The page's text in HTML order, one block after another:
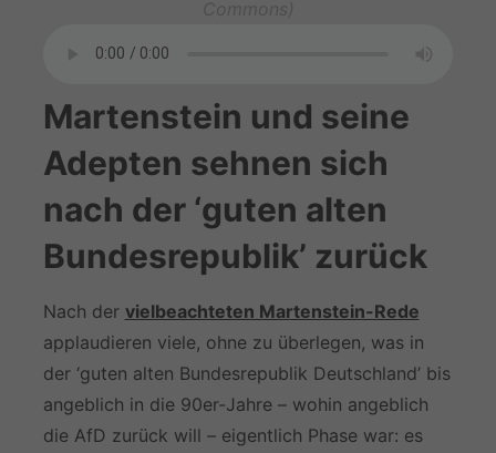
Martenstein und seine
Adepten sehnen sich
nach der ‘guten alten
Bundesrepublik’ zurück
Nach der vielbeachteten Martenstein-Rede
applaudieren viele, ohne zu überlegen, was in
der ‘guten alten Bundesrepublik Deutschland’ bis
angeblich in die 90er-Jahre – wohin angeblich
die AfD zurück will – eigentlich Phase war: es